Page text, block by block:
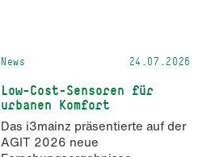
News 24.07.2026
Low-Cost-Sensoren für
urbanen Komfort
Das i3mainz präsentierte auf der
AGIT 2026 neue